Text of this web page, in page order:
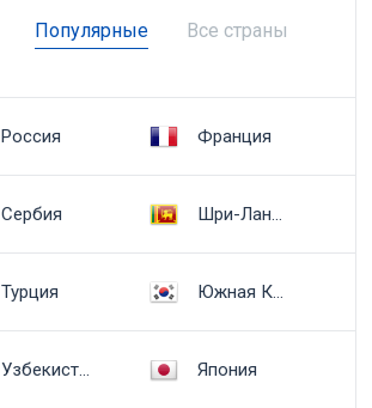
Популярные Все страны
Россия
Сербия
Турция
Узбекистан
Франция
Южная Корея
Япония